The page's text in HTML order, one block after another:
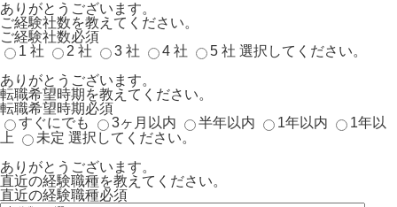
ありがとうございます。
ご経験社数を教えてください。
ご経験社数必須
1 社
2 社 3 社 4 社 5 社 選択してください。
ありがとうございます。
転職希望時期を教えてください。
転職希望時期必須
すぐにでも
3ヶ月以内 半年以内 1年以内
1年以
上
未定 選択してください。
ありがとうございます。
直近の経験職種を教えてください。
直近の経験職種必須